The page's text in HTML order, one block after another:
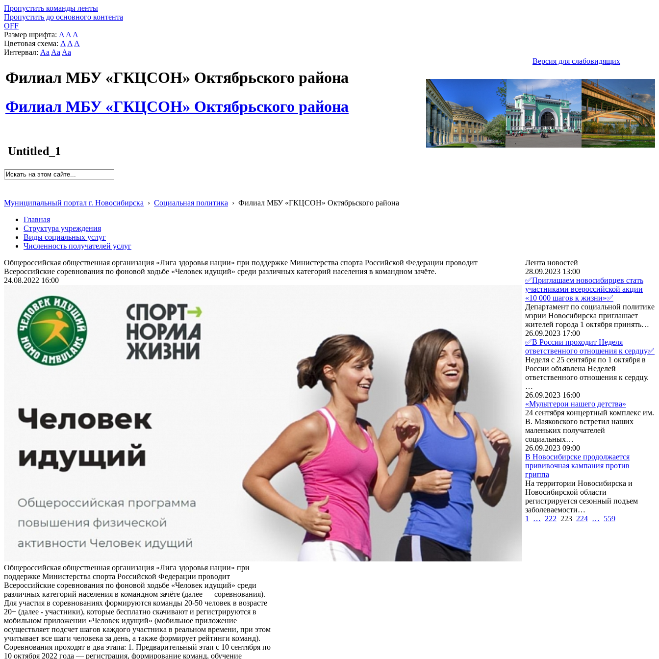
Пропустить команды ленты
Пропустить до основного контента
OFF
Размер шрифта: A A A
Цветовая схема: A A A
Интервал: Aa Aa Aa
Версия для слабовидящих
Филиал МБУ «ГКЦСОН» Октябрьского района
Филиал МБУ «ГКЦСОН» Октябрьского района
Untitled_1
Муниципальный портал г. Новосибирска › Социальная политика › Филиал МБУ «ГКЦСОН» Октябрьского района
Главная
Структура учреждения
Виды социальных услуг
Численность получателей услуг
Общероссийская общественная организация «Лига здоровья нации» при поддержке Министерства спорта Российской Федерации проводит
Всероссийские соревнования по фоновой ходьбе «Человек идущий» среди различных категорий населения в командном зачёте.
24.08.2022 16:00
Общероссийская общественная организация «Лига здоровья нации» при
поддержке Министерства спорта Российской Федерации проводит
Всероссийские соревнования по фоновой ходьбе «Человек идущий» среди
различных категорий населения в командном зачёте (далее — соревнования).
Для участия в соревнованиях формируются команды 20-50 человек в возрасте
20+ (далее - участники), которые бесплатно скачивают и регистрируются в
мобильном приложении «Человек идущий» (мобильное приложение
осуществляет подсчет шагов каждого участника в реальном времени, при этом
учитывает все шаги человека за день, а также формирует рейтинги команд).
Соревнования проходят в два этапа: 1. Предварительный этап с 10 сентября по
10 октября 2022 года — регистрация, формирование команд, обучение
Лента новостей
28.09.2023 13:00
✅Приглашаем новосибирцев стать
участниками всероссийской акции
«10 000 шагов к жизни»✅
Департамент по социальной политике
мэрии Новосибирска приглашает
жителей города 1 октября принять…
26.09.2023 17:00
✅В России проходит Неделя
ответственного отношения к сердцу✅
Неделя с 25 сентября по 1 октября в
России объявлена Неделей
ответственного отношения к сердцу.
…
26.09.2023 16:00
«Мультгерои нашего детства»
24 сентября концертный комплекс им.
В. Маяковского встретил наших
маленьких получателей
социальных…
26.09.2023 09:00
В Новосибирске продолжается
прививочная кампания против
гриппа
На территории Новосибирска и
Новосибирской области
регистрируется сезонный подъем
заболеваемости…
1
… 222 223 224 … 559